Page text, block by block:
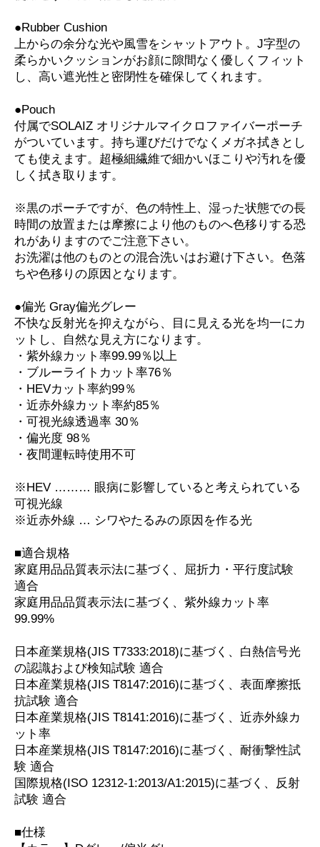
●Rubber Cushion
上からの余分な光や風雪をシャットアウト。J字型の
柔らかいクッションがお顔に隙間なく優しくフィット
し、高い遮光性と密閉性を確保してくれます。
●Pouch
付属でSOLAIZ オリジナルマイクロファイバーポーチ
がついています。持ち運びだけでなくメガネ拭きとし
ても使えます。超極細繊維で細かいほこりや汚れを優
しく拭き取ります。
※黒のポーチですが、色の特性上、湿った状態での長
時間の放置または摩擦により他のものへ色移りする恐
れがありますのでご注意下さい。
お洗濯は他のものとの混合洗いはお避け下さい。色落
ちや色移りの原因となります。
●偏光 Gray偏光グレー
不快な反射光を抑えながら、目に見える光を均一にカ
ットし、自然な見え方になります。
・紫外線カット率99.99％以上
・ブルーライトカット率76％
・HEVカット率約99％
・近赤外線カット率約85％
・可視光線透過率 30％
・偏光度 98％
・夜間運転時使用不可
※HEV ……… 眼病に影響していると考えられている
可視光線
※近赤外線 … シワやたるみの原因を作る光
■適合規格
家庭用品品質表示法に基づく、屈折力・平行度試験
適合
家庭用品品質表示法に基づく、紫外線カット率
99.99%
日本産業規格(JIS T7333:2018)に基づく、白熱信号光
の認識および検知試験 適合
日本産業規格(JIS T8147:2016)に基づく、表面摩擦抵
抗試験 適合
日本産業規格(JIS T8141:2016)に基づく、近赤外線カ
ット率
日本産業規格(JIS T8147:2016)に基づく、耐衝撃性試
験 適合
国際規格(ISO 12312-1:2013/A1:2015)に基づく、反射
試験 適合
■仕様